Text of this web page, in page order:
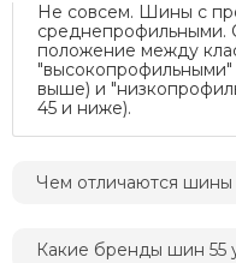
Не совсем. Шины с
среднепрофильными.
положение между
выше) и
45 и ниже).
Чем отличаются шины
Какие бренды шин 55